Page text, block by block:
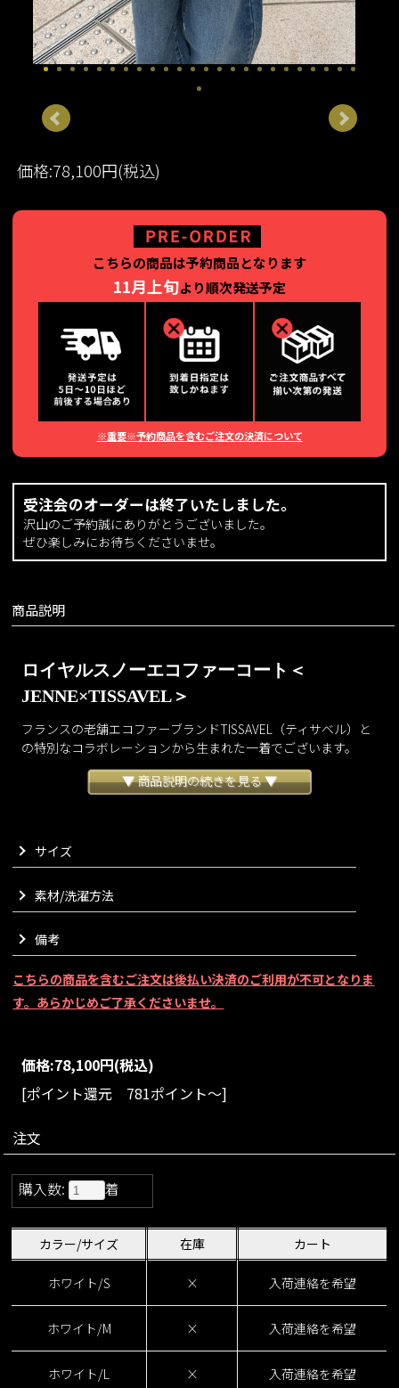
価格:78,100円(税込)
こちらの商品は予約商品となります
11月上旬より順次発送予定
※重要※予約商品を含むご注文の決済について
受注会のオーダーは終了いたしました。
沢山のご予約誠にありがとうございました。
ぜひ楽しみにお待ちくださいませ。
商品説明
ロイヤルスノーエコファーコート＜
JENNE×TISSAVEL＞
フランスの老舗エコファーブランドTISSAVEL（ティサベル）と
の特別なコラボレーションから生まれた一着でございます。
ヨーロッパ初のエコファーブランドとして長年愛され続け、ラ
グジュアリーメゾンからも信頼を集めるTISSAVEL社。
を全面にあしらいました。
リュームでラグジュアリーな存在感を放ちます。
顔まわりを包み込むような大きな襟が、小顔効果を演出してく
れるのもポイントでございます。
さらりと羽織るだけで、モード感と女性らしさを同時に叶えて
くれます。
デニムでラフに合わせても、どこか洗練された上質な雰囲気
に。
パリのメゾンが愛するファーの魅力とJENNEらしいエッセンス
をかけ合わせた、スペシャルなアイテムでございます。
size：S/M/L
▼ 商品説明の続きを見る ▼
サイズ
素材/洗濯方法
備考
こちらの商品を含むご注文は後払い決済のご利用が不可となりま
す。あらかじめご了承くださいませ。
価格:78,100円(税込)
[ポイント還元 781ポイント～]
注文
購入数: 着
カラー/サイズ 在庫 カート
ホワイト/S × 入荷連絡を希望
ホワイト/M × 入荷連絡を希望
ホワイト/L × 入荷連絡を希望